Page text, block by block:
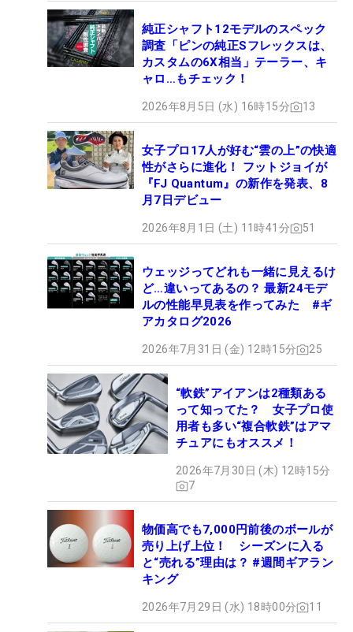
純正シャフト12モデルのスペック
調査「ピンの純正Sフレックスは、
カスタムの6X相当」テーラー、キ
ャロ…もチェック！
2026年8月5日 (水) 16時15分 13
女子プロ17人が好む“雲の上”の快適
性がさらに進化！ フットジョイが
『FJ Quantum』の新作を発表、8
月7日デビュー
2026年8月1日 (土) 11時41分 51
ウェッジってどれも一緒に見えるけ
ど…違いってあるの？ 最新24モデ
ルの性能早見表を作ってみた #ギ
アカタログ2026
2026年7月31日 (金) 12時15分 25
“軟鉄”アイアンは2種類ある
って知ってた？ 女子プロ使
用者も多い“複合軟鉄”はアマ
チュアにもオススメ！
2026年7月30日 (木) 12時15分
7
物価高でも7,000円前後のボールが
売り上げ上位！ シーズンに入る
と“売れる”理由は？ #週間ギアラン
キング
2026年7月29日 (水) 18時00分 11